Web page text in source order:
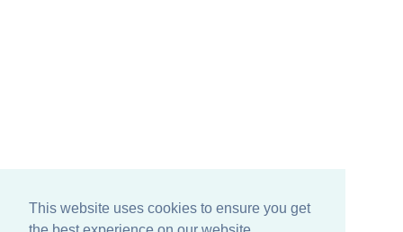
This website uses cookies to ensure you get